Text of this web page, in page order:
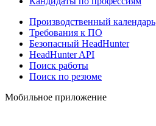
Производственный календарь
Требования к ПО
Безопасный HeadHunter
HeadHunter API
Поиск работы
Поиск по резюме
Мобильное приложение